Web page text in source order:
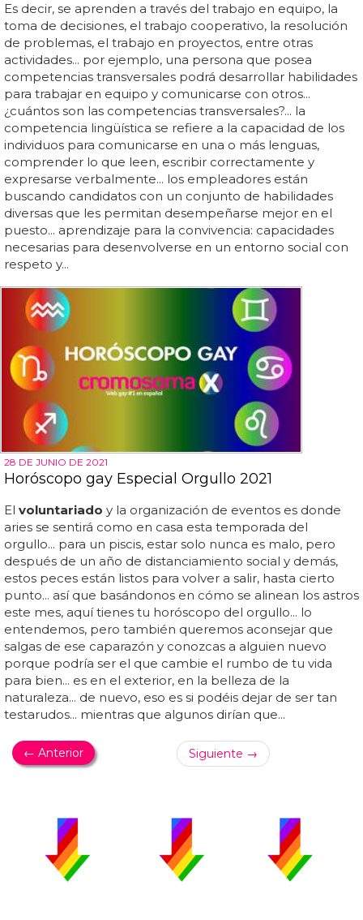
Es decir, se aprenden a través del trabajo en equipo, la
toma de decisiones, el trabajo cooperativo, la resolución
de problemas, el trabajo en proyectos, entre otras
actividades... por ejemplo, una persona que posea
competencias transversales podrá desarrollar habilidades
para trabajar en equipo y comunicarse con otros...
¿cuántos son las competencias transversales?... la
competencia lingüística se refiere a la capacidad de los
individuos para comunicarse en una o más lenguas,
comprender lo que leen, escribir correctamente y
expresarse verbalmente... los empleadores están
buscando candidatos con un conjunto de habilidades
diversas que les permitan desempeñarse mejor en el
puesto... aprendizaje para la convivencia: capacidades
necesarias para desenvolverse en un entorno social con
respeto y...
28 DE JUNIO DE 2021
Horóscopo gay Especial Orgullo 2021
El voluntariado y la organización de eventos es donde
aries se sentirá como en casa esta temporada del
orgullo... para un piscis, estar solo nunca es malo, pero
después de un año de distanciamiento social y demás,
estos peces están listos para volver a salir, hasta cierto
punto... así que basándonos en cómo se alinean los astros
este mes, aquí tienes tu horóscopo del orgullo... lo
entendemos, pero también queremos aconsejar que
salgas de ese caparazón y conozcas a alguien nuevo
porque podría ser el que cambie el rumbo de tu vida
para bien... es en el exterior, en la belleza de la
naturaleza... de nuevo, eso es si podéis dejar de ser tan
testarudos... mientras que algunos dirían que...
← Anterior Siguiente →